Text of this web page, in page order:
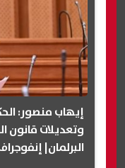
وتعديلات قانون
البرلمان|